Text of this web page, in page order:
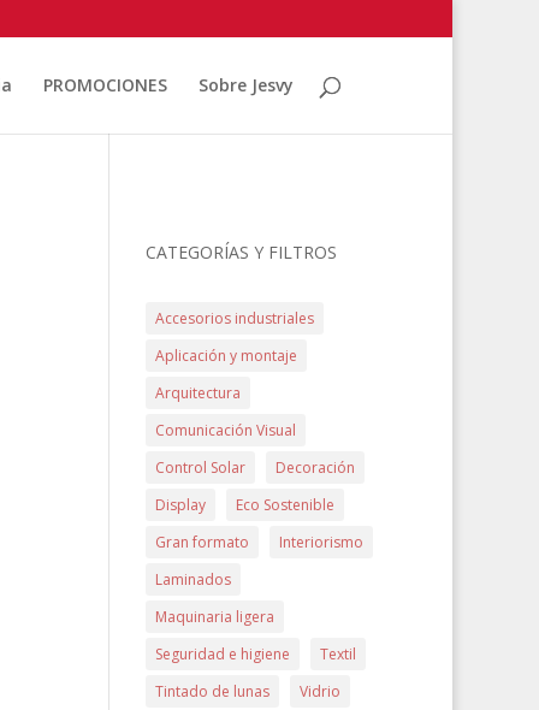
PROMOCIONES Sobre Jesvy
CATEGORÍAS Y FILTROS
Accesorios industriales
Aplicación y montaje
Arquitectura
Comunicación Visual
Control Solar
Decoración
Display
Eco Sostenible
Gran formato
Interiorismo
Laminados
Maquinaria ligera
Seguridad e higiene
Textil
Tintado de lunas
Vidrio